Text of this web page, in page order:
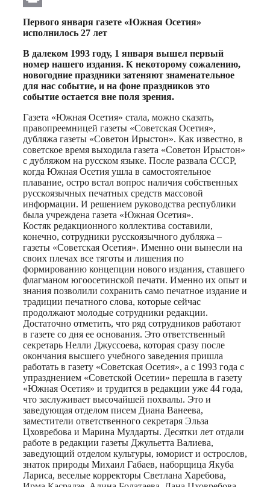
Print
Первого января газете «Южная Осетия»
исполнилось 27 лет
В далеком 1993 году, 1 января вышел первый
номер нашего издания. К некоторому сожалению,
новогодние праздники затеняют знаменательное
для нас событие, и на фоне праздников это
событие остается вне поля зрения.
Газета «Южная Осетия» стала, можно сказать,
правопреемницей газеты «Советская Осетия»,
дубляжа газеты «Советон Ирыстон». Как известно, в
советское время выходила газета «Советон Ирыстон»
с дубляжом на русском языке. После развала СССР,
когда Южная Осетия ушла в самостоятельное
плавание, остро встал вопрос наличия собственных
русскоязычных печатных средств массовой
информации. И решением руководства республики
была учреждена газета «Южная Осетия».
Костяк редакционного коллектива составили,
конечно, сотрудники русскоязычного дубляжа –
газеты «Советская Осетия». Именно они вынесли на
своих плечах все тяготы и лишения по
формированию концепции нового издания, ставшего
флагманом югоосетинской печати. Именно их опыт и
знания позволили сохранить само печатное издание и
традиции печатного слова, которые сейчас
продолжают молодые сотрудники редакции.
Достаточно отметить, что ряд сотрудников работают
в газете со дня ее основания. Это ответственный
секретарь Нелли Джуссоева, которая сразу после
окончания высшего учебного заведения пришла
работать в газету «Советская Осетия», а с 1993 года с
упразднением «Советской Осетии» перешла в газету
«Южная Осетия» и трудится в редакции уже 44 года,
что заслуживает высочайшей похвалы. Это и
заведующая отделом писем Диана Ванеева,
заместители ответственного секретаря Эльза
Цховребова и Марина Мулдарты. Десятки лет отдали
работе в редакции газеты Джульетта Валиева,
заведующий отделом культуры, юморист и острослов,
знаток природы Михаил Габаев, наборщица Якуба
Лариса, веселые корректоры Светлана Харебова,